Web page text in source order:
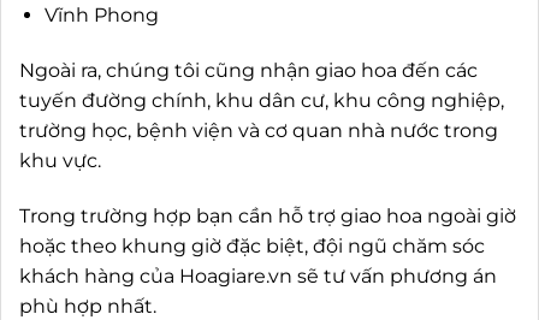
Vĩnh Phong
Ngoài ra, chúng tôi cũng nhận giao hoa đến các
tuyến đường chính, khu dân cư, khu công nghiệp,
trường học, bệnh viện và cơ quan nhà nước trong
khu vực.
Trong trường hợp bạn cần hỗ trợ giao hoa ngoài giờ
hoặc theo khung giờ đặc biệt, đội ngũ chăm sóc
khách hàng của Hoagiare.vn sẽ tư vấn phương án
phù hợp nhất.